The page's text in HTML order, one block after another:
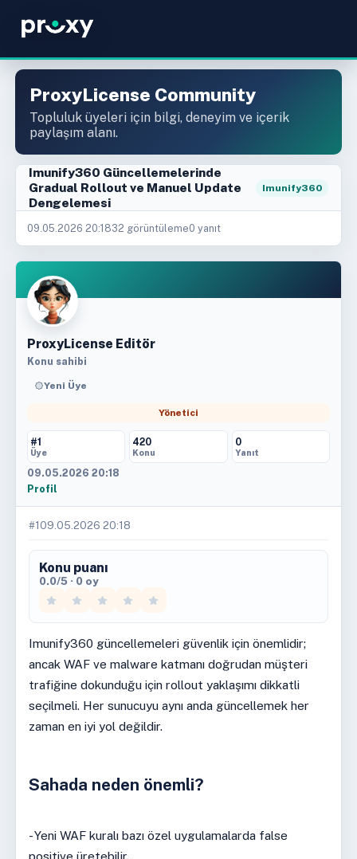
ProxyLicense Community
Topluluk üyeleri için bilgi, deneyim ve içerik
paylaşım alanı.
Imunify360 Güncellemelerinde
Gradual Rollout ve Manuel Update
Dengelemesi
Imunify360
09.05.2026 20:1832 görüntüleme0 yanıt
ProxyLicense Editör
Konu sahibi
Yeni Üye
Yönetici
#1
Üye
420
Konu
0
Yanıt
09.05.2026 20:18
Profil
#1 09.05.2026 20:18
Konu puanı
0.0/5 · 0 oy
Imunify360 güncellemeleri güvenlik için önemlidir;
ancak WAF ve malware katmanı doğrudan müşteri
trafiğine dokunduğu için rollout yaklaşımı dikkatli
seçilmeli. Her sunucuyu aynı anda güncellemek her
zaman en iyi yol değildir.
Sahada neden önemli?
- Yeni WAF kuralı bazı özel uygulamalarda false
positive üretebilir.